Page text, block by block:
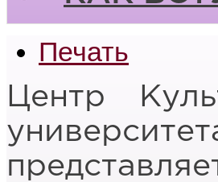
Печать
Цeнтр